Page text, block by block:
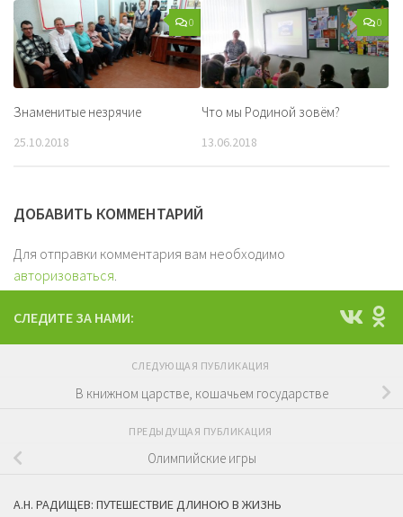
0
Знаменитые незрячие
25.10.2018
0
Что мы Родиной зовём?
13.06.2018
ДОБАВИТЬ КОММЕНТАРИЙ
Для отправки комментария вам необходимо
авторизоваться
СЛЕДИТЕ ЗА НАМИ:
СЛЕДУЮЩАЯ ПУБЛИКАЦИЯ
В книжном царстве, кошачьем государстве
ПРЕДЫДУЩАЯ ПУБЛИКАЦИЯ
Олимпийские игры
А.Н. РАДИЩЕВ: ПУТЕШЕСТВИЕ ДЛИНОЮ В ЖИЗНЬ